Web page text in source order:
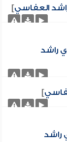
العفاسي]
راشد
]
راشد